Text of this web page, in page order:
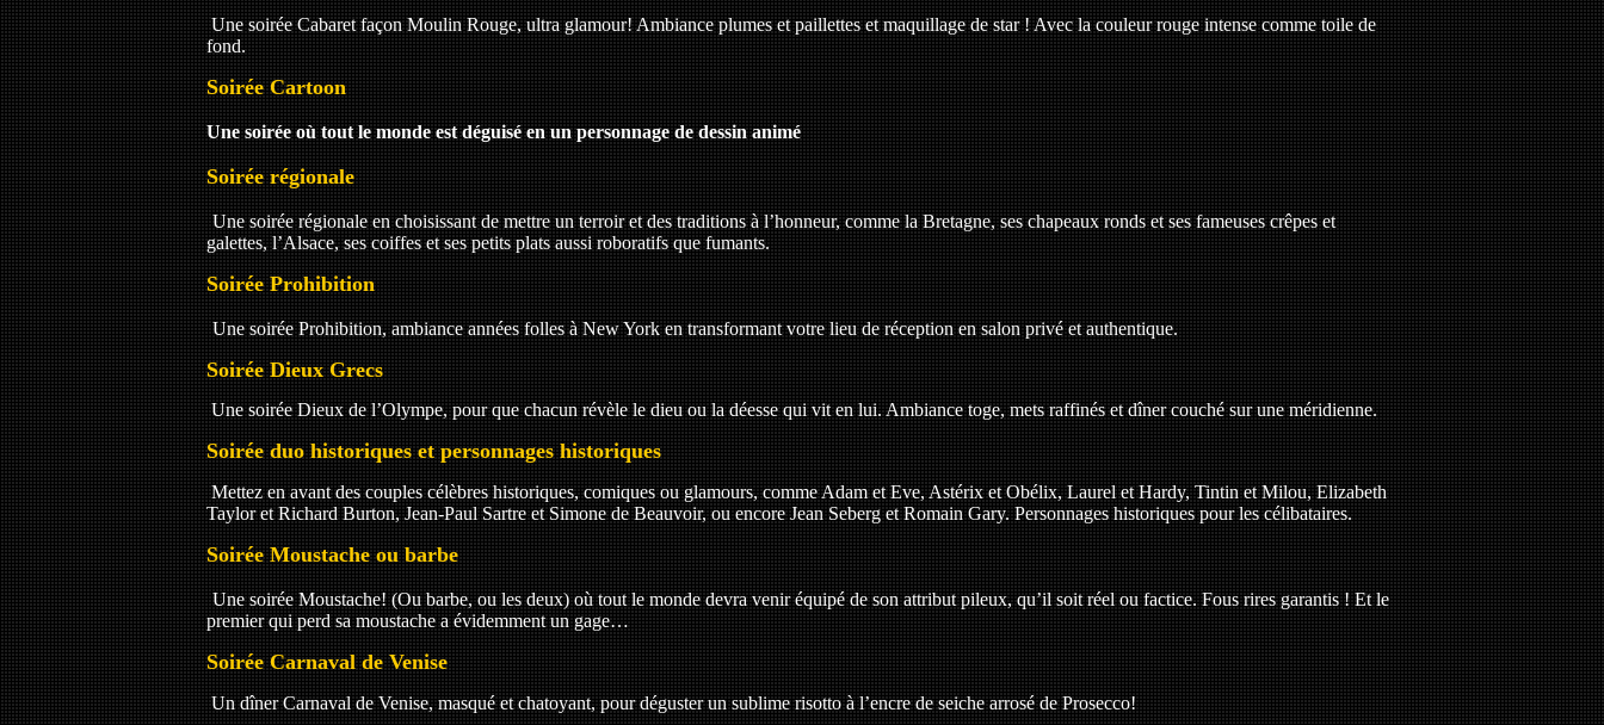
Une soirée Cabaret façon Moulin Rouge, ultra glamour! Ambiance plumes et paillettes et maquillage de star ! Avec la couleur rouge intense comme toile de
fond.
Soirée Cartoon
Une soirée où tout le monde est déguisé en un personnage de dessin animé
Soirée régionale
Une soirée régionale en choisissant de mettre un terroir et des traditions à l’honneur, comme la Bretagne, ses chapeaux ronds et ses fameuses crêpes et
galettes, l’Alsace, ses coiffes et ses petits plats aussi roboratifs que fumants.
Soirée Prohibition
Une soirée Prohibition, ambiance années folles à New York en transformant votre lieu de réception en salon privé et authentique.
Soirée Dieux Grecs
Une soirée Dieux de l’Olympe, pour que chacun révèle le dieu ou la déesse qui vit en lui. Ambiance toge, mets raffinés et dîner couché sur une méridienne.
Soirée duo historiques et personnages historiques
Mettez en avant des couples célèbres historiques, comiques ou glamours, comme Adam et Eve, Astérix et Obélix, Laurel et Hardy, Tintin et Milou, Elizabeth
Taylor et Richard Burton, Jean-Paul Sartre et Simone de Beauvoir, ou encore Jean Seberg et Romain Gary. Personnages historiques pour les célibataires.
Soirée Moustache ou barbe
Une soirée Moustache! (Ou barbe, ou les deux) où tout le monde devra venir équipé de son attribut pileux, qu’il soit réel ou factice. Fous rires garantis ! Et le
premier qui perd sa moustache a évidemment un gage…
Soirée Carnaval de Venise
Un dîner Carnaval de Venise, masqué et chatoyant, pour déguster un sublime risotto à l’encre de seiche arrosé de Prosecco!